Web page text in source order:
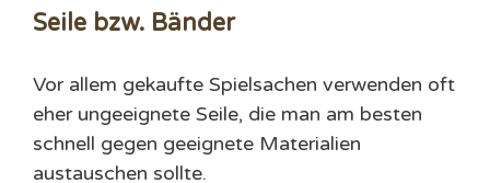
Seile bzw. Bänder
Vor allem gekaufte Spielsachen verwenden oft
eher ungeeignete Seile, die man am besten
schnell gegen geeignete Materialien
austauschen sollte.